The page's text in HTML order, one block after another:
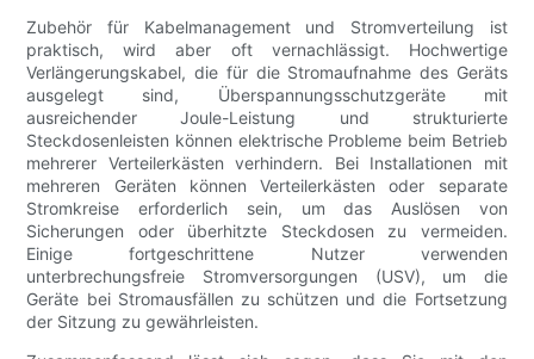
Zubehör für Kabelmanagement und Stromverteilung ist
praktisch, wird aber oft vernachlässigt. Hochwertige
Verlängerungskabel, die für die Stromaufnahme des Geräts
ausgelegt sind, Überspannungsschutzgeräte mit
ausreichender Joule-Leistung und strukturierte
Steckdosenleisten können elektrische Probleme beim Betrieb
mehrerer Verteilerkästen verhindern. Bei Installationen mit
mehreren Geräten können Verteilerkästen oder separate
Stromkreise erforderlich sein, um das Auslösen von
Sicherungen oder überhitzte Steckdosen zu vermeiden.
Einige fortgeschrittene Nutzer verwenden
unterbrechungsfreie Stromversorgungen (USV), um die
Geräte bei Stromausfällen zu schützen und die Fortsetzung
der Sitzung zu gewährleisten.